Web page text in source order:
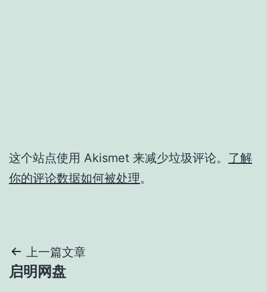
这个站点使用 Akismet 来减少垃圾评论。 了解
你的评论数据如何被处理。
文
章
上一篇文章
启明网盘